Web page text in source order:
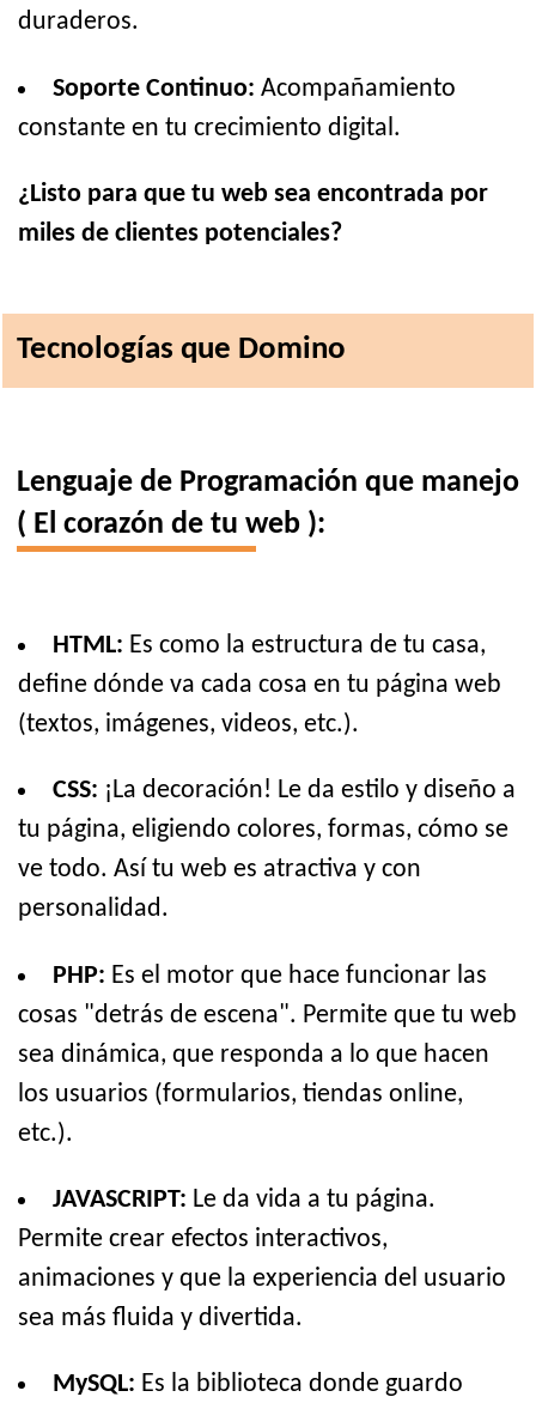
duraderos.
Soporte Continuo: Acompañamiento
constante en tu crecimiento digital.
¿Listo para que tu web sea encontrada por
miles de clientes potenciales?
Tecnologías que Domino
Lenguaje de Programación que manejo
( El corazón de tu web ):
HTML: Es como la estructura de tu casa,
define dónde va cada cosa en tu página web
(textos, imágenes, videos, etc.).
CSS: ¡La decoración! Le da estilo y diseño a
tu página, eligiendo colores, formas, cómo se
ve todo. Así tu web es atractiva y con
personalidad.
PHP: Es el motor que hace funcionar las
cosas "detrás de escena". Permite que tu web
sea dinámica, que responda a lo que hacen
los usuarios (formularios, tiendas online,
etc.).
JAVASCRIPT: Le da vida a tu página.
Permite crear efectos interactivos,
animaciones y que la experiencia del usuario
sea más fluida y divertida.
MySQL: Es la biblioteca donde guardo